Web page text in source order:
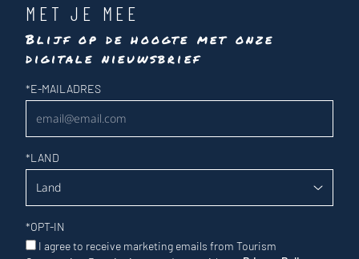
MET JE MEE
Blijf op de hoogte met onze
digitale nieuwsbrief
Nieuwsbrief
*E-MAILADRES
*LAND
*OPT-IN
I agree to receive marketing emails from Tourism